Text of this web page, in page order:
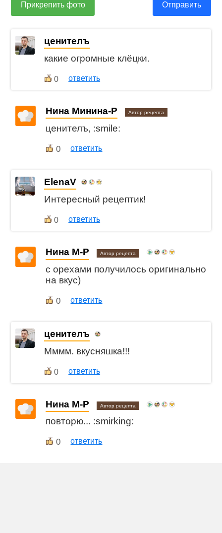
Прикрепить фото Отправить
ценителъ
какие огромные клёцки.
0 ответить
Нина Минина-Р Автор рецепта
ценителъ, :smile:
0 ответить
ElenaV
Интересный рецептик!
0 ответить
Нина М-Р Автор рецепта
с орехами получилось оригинально
на вкус)
0 ответить
ценителъ
Мммм. вкусняшка!!!
0 ответить
Нина М-Р Автор рецепта
повторю... :smirking:
0 ответить